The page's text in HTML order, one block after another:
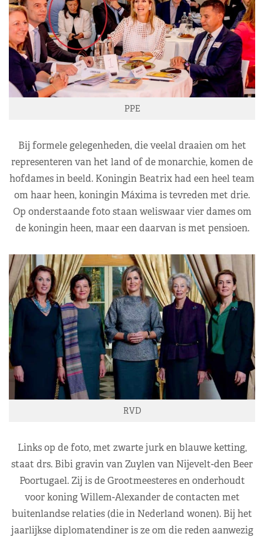
PPE
Bij formele gelegenheden, die veelal draaien om het
representeren van het land of de monarchie, komen de
hofdames in beeld. Koningin Beatrix had een heel team
om haar heen, koningin Máxima is tevreden met drie.
Op onderstaande foto staan weliswaar vier dames om
de koningin heen, maar een daarvan is met pensioen.
RVD
Links op de foto, met zwarte jurk en blauwe ketting,
staat drs. Bibi gravin van Zuylen van Nijevelt-den Beer
Poortugael. Zij is de Grootmeesteres en onderhoudt
voor koning Willem-Alexander de contacten met
buitenlandse relaties (die in Nederland wonen). Bij het
jaarlijkse diplomatendiner is ze om die reden aanwezig